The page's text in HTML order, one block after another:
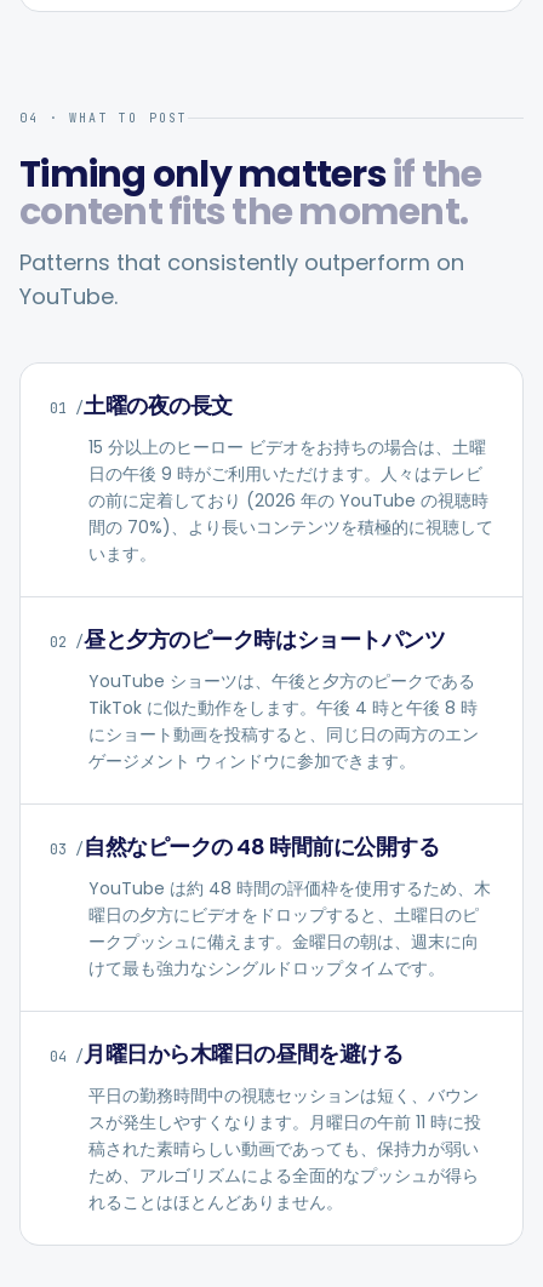
04 · WHAT TO POST
Timing only mattersif the
content fits the moment.
Patterns that consistently outperform on
YouTube.
01 /土曜の夜の長文
15 分以上のヒーロー ビデオをお持ちの場合は、土曜
日の午後 9 時がご利用いただけます。人々はテレビ
の前に定着しており (2026 年の YouTube の視聴時
間の 70%)、より長いコンテンツを積極的に視聴して
います。
02 /昼と夕方のピーク時はショートパンツ
YouTube ショーツは、午後と夕方のピークである
TikTok に似た動作をします。午後 4 時と午後 8 時
にショート動画を投稿すると、同じ日の両方のエン
ゲージメント ウィンドウに参加できます。
03 /自然なピークの 48 時間前に公開する
YouTube は約 48 時間の評価枠を使用するため、木
曜日の夕方にビデオをドロップすると、土曜日のピ
ークプッシュに備えます。金曜日の朝は、週末に向
けて最も強力なシングルドロップタイムです。
04 /月曜日から木曜日の昼間を避ける
平日の勤務時間中の視聴セッションは短く、バウン
スが発生しやすくなります。月曜日の午前 11 時に投
稿された素晴らしい動画であっても、保持力が弱い
ため、アルゴリズムによる全面的なプッシュが得ら
れることはほとんどありません。